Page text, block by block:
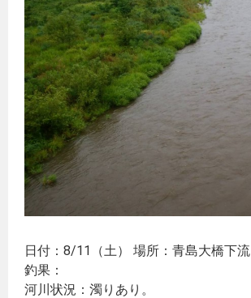
日付：8/11（土） 場所：青島大橋下流
釣果：
河川状況：濁りあり。